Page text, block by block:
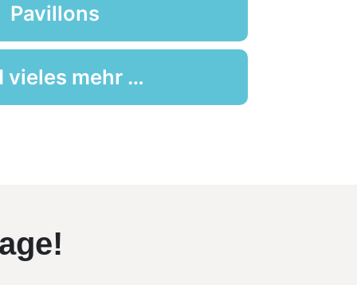
Pavillons
vieles mehr …